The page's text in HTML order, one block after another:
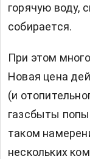
горячую воду,
собирается.
При этом
Новая цена
(и
газсбыты
таком
нескольких